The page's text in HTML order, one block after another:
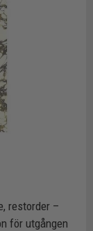
restorder –
för utgången